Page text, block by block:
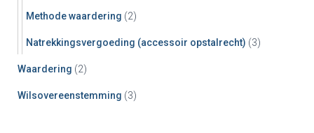
Methode waardering (2)
Natrekkingsvergoeding (accessoir opstalrecht) (3)
Waardering (2)
Wilsovereenstemming (3)